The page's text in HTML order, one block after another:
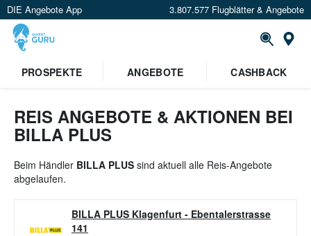
DIE Angebote App 3.807.577 Flugblätter & Angebote
PROSPEKTE ANGEBOTE CASHBACK
REIS ANGEBOTE & AKTIONEN BEI
BILLA PLUS
Beim Händler BILLA PLUS sind aktuell alle Reis-Angebote
abgelaufen.
BILLA PLUS Klagenfurt - Ebentalerstrasse
141